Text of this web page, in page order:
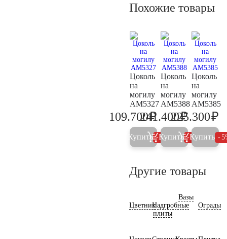
Похожие товары
Цоколь
на
могилу
AM5327
115.500
109.700₽
Купить 5%
Цоколь
на
могилу
AM5388
254.100
241.400₽
Купить 5%
Цоколь
на
могилу
AM5385
225.300₽
Купить
Другие товары
ЦветникНадгробные
плиты
Вазы
Ограды